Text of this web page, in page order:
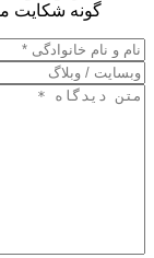
گونه شکایت